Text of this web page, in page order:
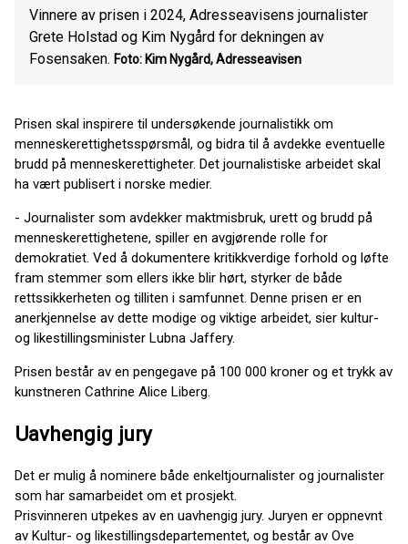
Vinnere av prisen i 2024, Adresseavisens journalister
Grete Holstad og Kim Nygård for dekningen av
Fosensaken. Foto: Kim Nygård, Adresseavisen
Prisen skal inspirere til undersøkende journalistikk om
menneskerettighetsspørsmål, og bidra til å avdekke eventuelle
brudd på menneskerettigheter. Det journalistiske arbeidet skal
ha vært publisert i norske medier.
- Journalister som avdekker maktmisbruk, urett og brudd på
menneskerettighetene, spiller en avgjørende rolle for
demokratiet. Ved å dokumentere kritikkverdige forhold og løfte
fram stemmer som ellers ikke blir hørt, styrker de både
rettssikkerheten og tilliten i samfunnet. Denne prisen er en
anerkjennelse av dette modige og viktige arbeidet, sier kultur-
og likestillingsminister Lubna Jaffery.
Prisen består av en pengegave på 100 000 kroner og et trykk av
kunstneren Cathrine Alice Liberg.
Uavhengig jury
Det er mulig å nominere både enkeltjournalister og journalister
som har samarbeidet om et prosjekt.
Prisvinneren utpekes av en uavhengig jury. Juryen er oppnevnt
av Kultur- og likestillingsdepartementet, og består av Ove